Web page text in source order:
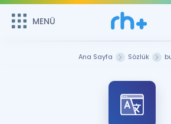
MENÜ
Sepetin Şu An
Remzi Hoca ile seni sınava
bekliyor!
MENÜ
Ana Sayfa Sözlük